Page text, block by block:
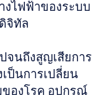
งไฟฟ้าของระบบ
จิทัล
จนถึงสูญเสียการ
ป็นการเปลี่ยน